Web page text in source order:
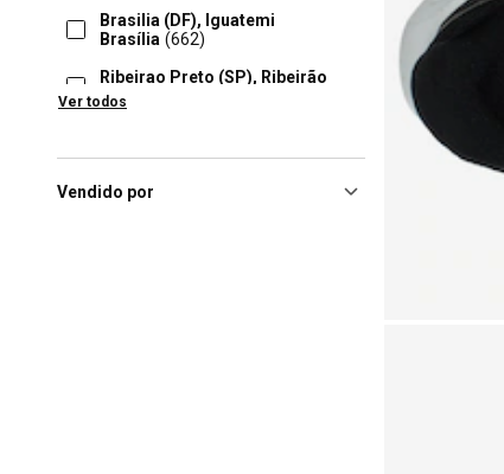
Brasilia (DF), Iguatemi
Brasília (662)
Ribeirao Preto (SP), Ribeirão
Preto Shopping
Florianópolis (SC), Floripa
Ver todos
Vendido por